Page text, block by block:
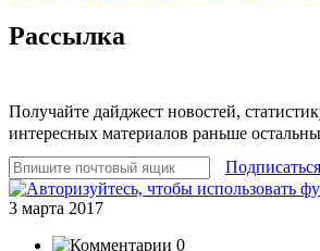
Рассылка
Получайте дайджест новостей,
интересных материалов раньше
Подписаться
3 марта 2017
0